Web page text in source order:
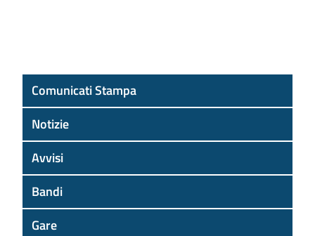
Comunicati Stampa
Notizie
Avvisi
Bandi
Gare